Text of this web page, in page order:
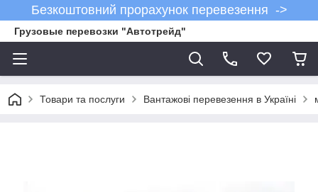
Безкоштовний прорахунок перевезення ->
Грузовые перевозки "Автотрейд"
Товари та послуги Вантажові перевезення в Україні